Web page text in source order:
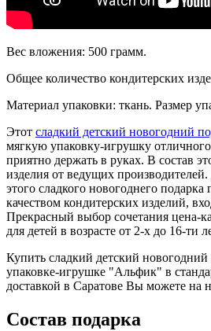
Вес вложения: 500 грамм.
Общее количество кондитерских
Материал упаковки: ткань. Размер
Этот сладкий детский новогодний
мягкую упаковку-игрушку
приятно держать в руках. В состав
изделия от ведущих
этого сладкого новогоднего подарка
качеством кондитерских изделий,
Прекрасный выбор сочетания цена-
для детей в возрасте от 2-х до 16-ти
Купить сладкий детский новогодний
упаковке-игрушке "Альфик" в
доставкой в Саратове Вы можете на
Состав подарка